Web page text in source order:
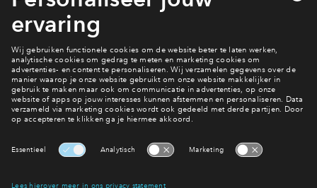
Interesse? Meld je dan snel aan
Hiermee blijf je op de hoogte van het belangrijkste nieuws en
eventuele projecten
Ja, ik wil mij aanmelden
Heb je een vraag en wil je direct antwoord? Bel ons op